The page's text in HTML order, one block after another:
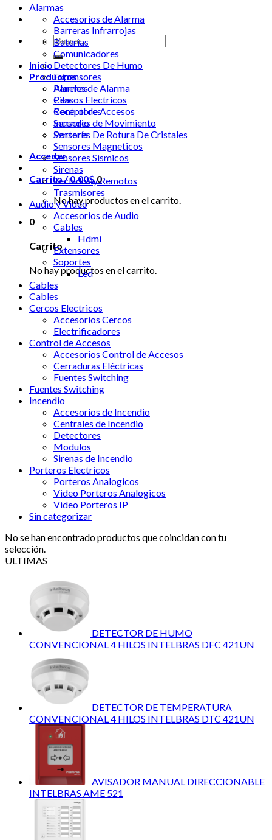
Buscar
por:
Inicio
Productos
Alarmas
Cercos Electricos
Control de Accesos
Incendio
Portería
Acceder
Carrito /0.00$0
No hay productos en el carrito.
0
Carrito
No hay productos en el carrito.
Alarmas
Accesorios de Alarma
Barreras Infrarrojas
Baterias
Comunicadores
Detectores De Humo
Expansores
Paneles de Alarma
Pilas
Receptores
Sensores de Movimiento
Sensores De Rotura De Cristales
Sensores Magneticos
Sensores Sismicos
Sirenas
Teclados y Remotos
Trasmisores
Audio y Video
Accesorios de Audio
Cables
Hdmi
Extensores
Soportes
Led
Cables
Cables
Cercos Electricos
Accesorios Cercos
Electrificadores
Control de Accesos
Accesorios Control de Accesos
Cerraduras Eléctricas
Fuentes Switching
Fuentes Switching
Incendio
Accesorios de Incendio
Centrales de Incendio
Detectores
Modulos
Sirenas de Incendio
Porteros Electricos
Porteros Analogicos
Video Porteros Analogicos
Video Porteros IP
Sin categorizar
No se han encontrado productos que coincidan con tu
selección.
ULTIMAS
DETECTOR DE HUMO
CONVENCIONAL 4 HILOS INTELBRAS DFC 421UN
DETECTOR DE TEMPERATURA
CONVENCIONAL 4 HILOS INTELBRAS DTC 421UN
AVISADOR MANUAL DIRECCIONABLE
INTELBRAS AME 521